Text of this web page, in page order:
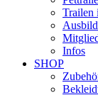
Trailen
Infos
SHOP